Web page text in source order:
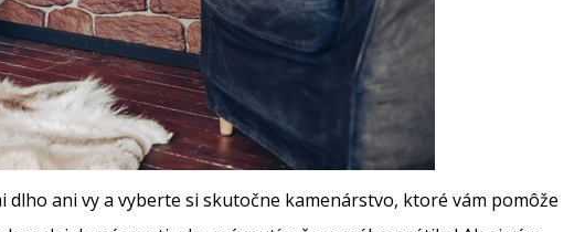
ani vy a vyberte si skutočne kamenárstvo, ktoré vám pomôže